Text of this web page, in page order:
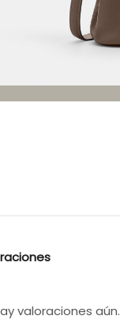
valoraciones aún.